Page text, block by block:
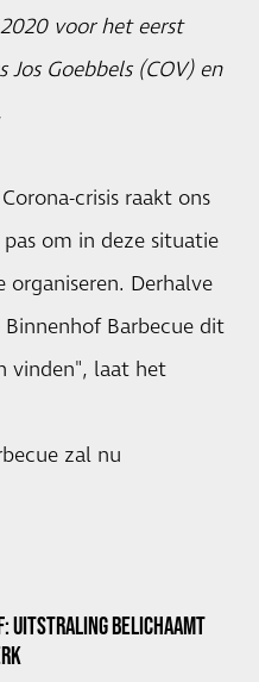
voor het eerst
Jos Goebbels (COV) en
crisis raakt ons
om in deze situatie
Derhalve
Barbecue dit
vinden", laat het
zal nu
UITSTRALING BELICHAAMT